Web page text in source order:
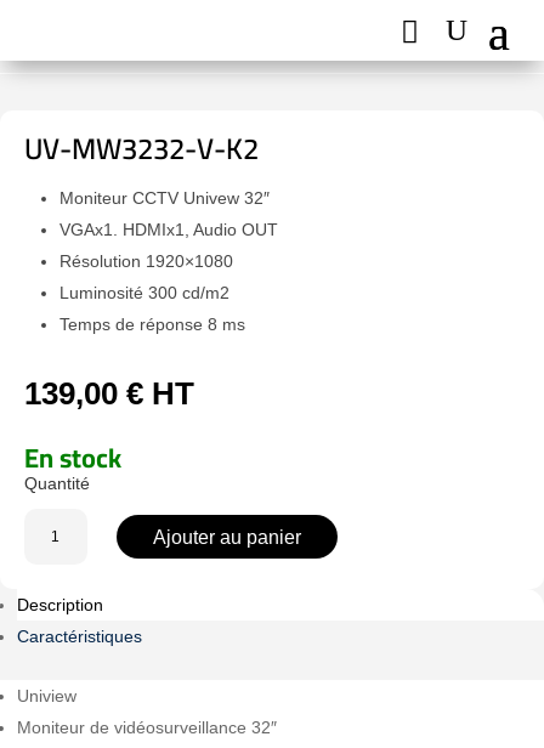
UV-MW3232-V-K2
Moniteur CCTV Univew 32″
VGAx1. HDMIx1, Audio OUT
Résolution 1920×1080
Luminosité 300 cd/m2
Temps de réponse 8 ms
139,00 € HT
En stock
MW3232-
V-
Ajouter au panier
Description
Caractéristiques
Uniview
Moniteur de vidéosurveillance 32″